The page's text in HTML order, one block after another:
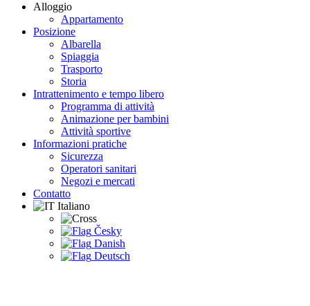
Alloggio
Appartamento
Posizione
Albarella
Spiaggia
Trasporto
Storia
Intrattenimento e tempo libero
Programma di attività
Animazione per bambini
Attività sportive
Informazioni pratiche
Sicurezza
Operatori sanitari
Negozi e mercati
Contatto
Italiano
Česky
Danish
Deutsch